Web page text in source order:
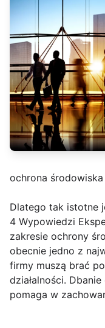
ochrona
Dlatego tak istotne
4 Wypowiedzi
zakresie ochrony
obecnie jedno z
firmy muszą brać
działalności.
pomaga w